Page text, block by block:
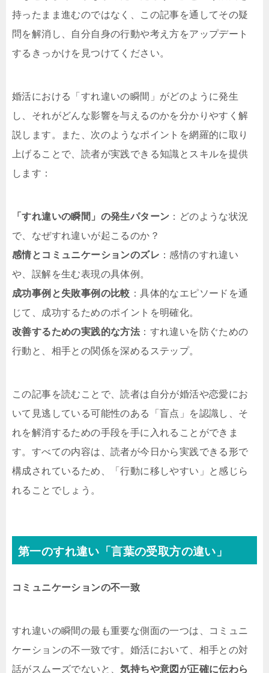
持ったまま進むのではなく、この記事を通してその疑
問を解消し、自分自身の行動や考え方をアップデート
するきっかけを見つけてください。
婚活における「すれ違いの瞬間」がどのように発生
し、それがどんな影響を与えるのかを分かりやすく解
説します。また、次のようなポイントを網羅的に取り
上げることで、読者が実践できる知識とスキルを提供
します：
「すれ違いの瞬間」の発生パターン ：どのような状況
で、なぜすれ違いが起こるのか？
感情とコミュニケーションのズレ ：感情のすれ違い
や、誤解を生む表現の具体例。
成功事例と失敗事例の比較 ：具体的なエピソードを通
じて、成功するためのポイントを明確化。
改善するための実践的な方法 ：すれ違いを防ぐための
行動と、相手との関係を深めるステップ。
この記事を読むことで、読者は自分が婚活や恋愛にお
いて見逃している可能性のある「盲点」を認識し、そ
れを解消するための手段を手に入れることができま
す。すべての内容は、読者が今日から実践できる形で
構成されているため、「行動に移しやすい」と感じら
れることでしょう。
第一のすれ違い「言葉の受取方の違い」
コミュニケーションの不一致
すれ違いの瞬間の最も重要な側面の一つは、コミュニ
ケーションの不一致です。婚活において、相手との対
話がスムーズでないと、気持ちや意図が正確に伝わら